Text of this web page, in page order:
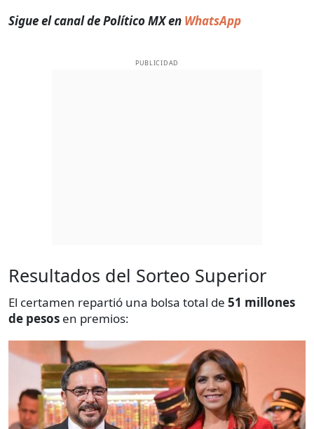
Sigue el canal de Político MX en WhatsApp
PUBLICIDAD
Resultados del Sorteo Superior
El certamen repartió una bolsa total de 51 millones
de pesos en premios: